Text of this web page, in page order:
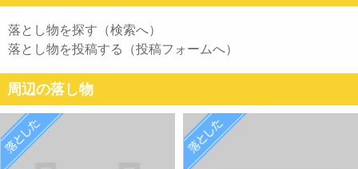
落とし物を探す（検索へ）
落とし物を投稿する（投稿フォームへ）
周辺の落し物